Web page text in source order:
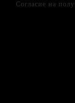
Согласие на